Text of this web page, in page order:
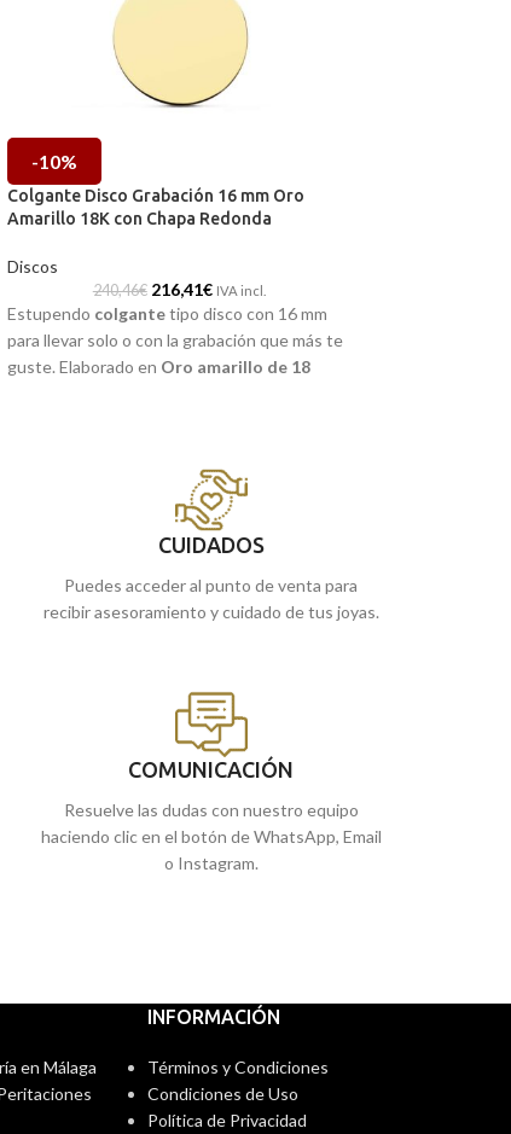
-10%
Colgante Disco Grabación 16 mm Oro
Amarillo 18K con Chapa Redonda
Discos
240,46€ 216,41€ IVA incl.
Estupendo colgantetipo disco con 16 mm
para llevar solo o con la grabación que más te
guste. Elaborado en Oro amarillo de 18
CUIDADOS
Puedes acceder al punto de venta para
recibir asesoramiento y cuidado de tus joyas.
COMUNICACIÓN
Resuelve las dudas con nuestro equipo
haciendo clic en el botón de WhatsApp, Email
o Instagram.
en Málaga
INFORMACIÓN
Términos y Condiciones
Condiciones de Uso
Política de Privacidad